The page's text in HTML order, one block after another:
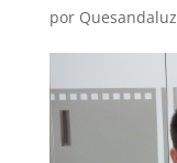
por Quesandaluz